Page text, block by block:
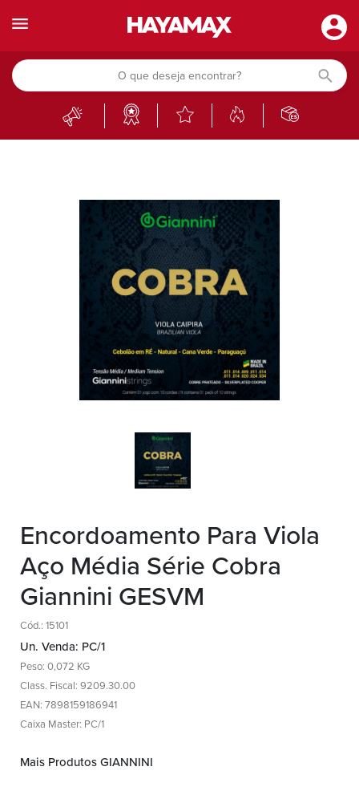
Encordoamento Para Viola
Aço Média Série Cobra
Giannini GESVM
Cód.: 15101
Un. Venda: PC/1
Peso: 0,072 KG
Class. Fiscal: 9209.30.00
EAN: 7898159186941
Caixa Master: PC/1
Mais Produtos GIANNINI